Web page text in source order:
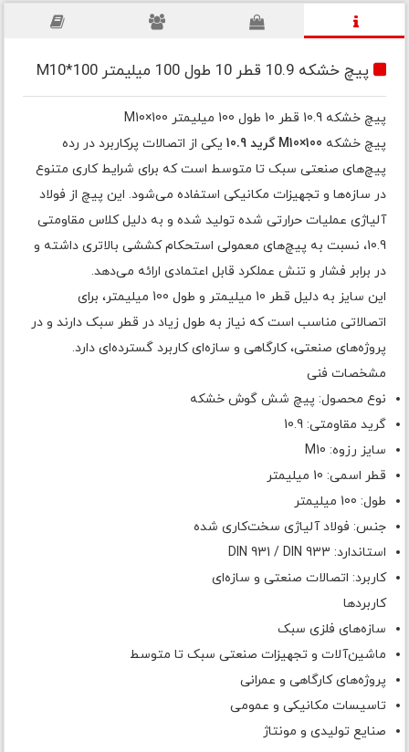
پیچ خشکه 10.9 قطر 10 طول 100 میلیمتر M10*100
پیچ خشکه 10.9 قطر 10 طول 100 میلیمتر M10×100
پیچ خشکه M10×100 گرید 10.9
یکی از اتصالات پرکاربرد در رده
پیچ‌های صنعتی سبک تا متوسط است که برای شرایط کاری متنوع
در سازه‌ها و تجهیزات مکانیکی استفاده می‌شود. این پیچ از فولاد
آلیاژی عملیات حرارتی شده تولید شده و به دلیل کلاس مقاومتی
10.9، نسبت به پیچ‌های معمولی استحکام کششی بالاتری داشته و
در برابر فشار و تنش عملکرد قابل اعتمادی ارائه می‌دهد.
این سایز به دلیل قطر 10 میلیمتر و طول 100 میلیمتر، برای
اتصالاتی مناسب است که نیاز به طول زیاد در قطر سبک دارند و در
پروژه‌های صنعتی، کارگاهی و سازه‌ای کاربرد گسترده‌ای دارد.
مشخصات فنی
نوع محصول: پیچ شش گوش خشکه
گرید مقاومتی: 10.9
سایز رزوه: M10
قطر اسمی: 10 میلیمتر
طول: 100 میلیمتر
جنس: فولاد آلیاژی سخت‌کاری شده
استاندارد: DIN 931 / DIN 933
کاربرد: اتصالات صنعتی و سازه‌ای
کاربردها
سازه‌های فلزی سبک
ماشین‌آلات و تجهیزات صنعتی سبک تا متوسط
پروژه‌های کارگاهی و عمرانی
تاسیسات مکانیکی و عمومی
صنایع تولیدی و مونتاژ